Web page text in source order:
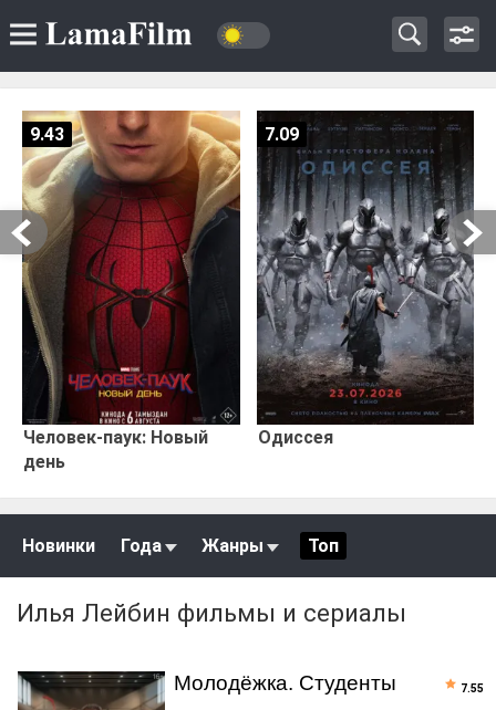
Человек-паук: Новый
день
9.43
Одиссея
7.09
Новинки Года Жанры Топ
Илья Лейбин фильмы и сериалы
Молодёжка. Студенты 7.55